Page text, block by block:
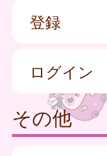
登録
ログイン
その他